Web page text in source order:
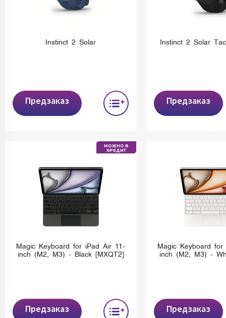
Instinct 2 Solar
Предзаказ
Instinct 2 Solar
Предзаказ
МОЖНО В
КРЕДИТ
Magic Keyboard for iPad Air 11-
inch (M2, M3) - Black [MXQT2]
Предзаказ
Magic Keyboard
inch (M2, M3) -
Предзаказ